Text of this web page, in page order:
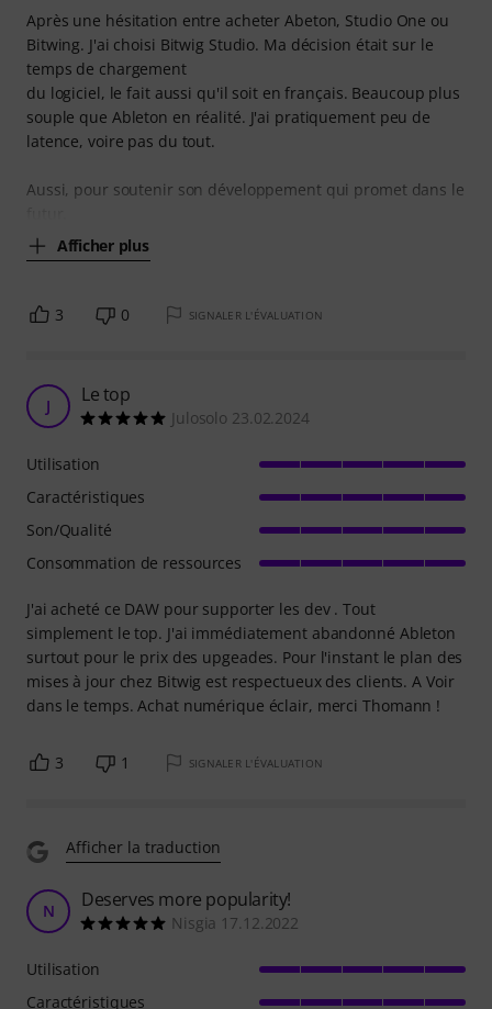
Après une hésitation entre acheter Abeton, Studio One ou
Bitwing. J'ai choisi Bitwig Studio. Ma décision était sur le
temps de chargement
du logiciel, le fait aussi qu'il soit en français. Beaucoup plus
souple que Ableton en réalité. J'ai pratiquement peu de
latence, voire pas du tout.
Aussi, pour soutenir son développement qui promet dans le
Afficher plus
3 0 SIGNALER L'ÉVALUATION
J Le top
Julosolo 23.02.2024
J'ai acheté ce DAW pour supporter les dev . Tout
simplement le top. J'ai immédiatement abandonné Ableton
surtout pour le prix des upgeades. Pour l'instant le plan des
mises à jour chez Bitwig est respectueux des clients. A Voir
dans le temps. Achat numérique éclair, merci Thomann !
Utilisation
Caractéristiques
Son/Qualité
Consommation de ressources
3 1 SIGNALER L'ÉVALUATION
Afficher la traduction
N Deserves more popularity!
Nisgia 17.12.2022
Utilisation
Caractéristiques